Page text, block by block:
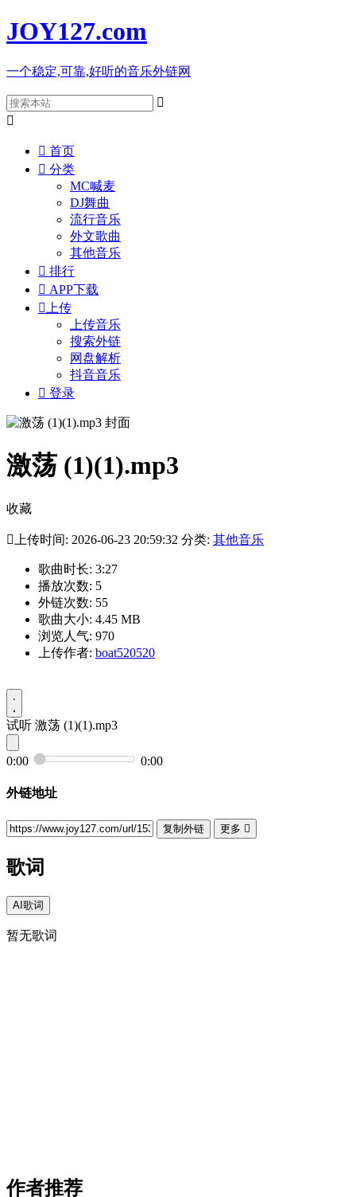
JOY127.com
一个稳定,可靠,好听的音乐外链网


 首页
 分类
MC喊麦
DJ舞曲
流行音乐
外文歌曲
其他音乐
 排行
 APP下载
 上传
上传音乐
搜索外链
网盘解析
抖音音乐
 登录
激荡 (1)(1).mp3
收藏
 上传时间: 2026-06-23 20:59:32 分类: 其他音乐
歌曲时长: 3:27
播放次数: 5
外链次数: 55
歌曲大小: 4.45 MB
浏览人气: 970
上传作者: boat520520
试听 激荡 (1)(1).mp3
0:00 0:00
外链地址
复制外链 更多 
歌词
AI歌词
暂无歌词
作者推荐